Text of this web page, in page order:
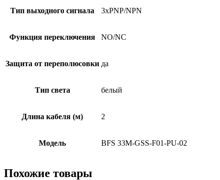
Тип выходного сигнала 3xPNP/NPN
Функция переключения NO/NC
Защита от переполюсовки да
Тип света белый
Длина кабеля (м) 2
Модель BFS 33M-GSS-F01-PU-02
Похожие товары